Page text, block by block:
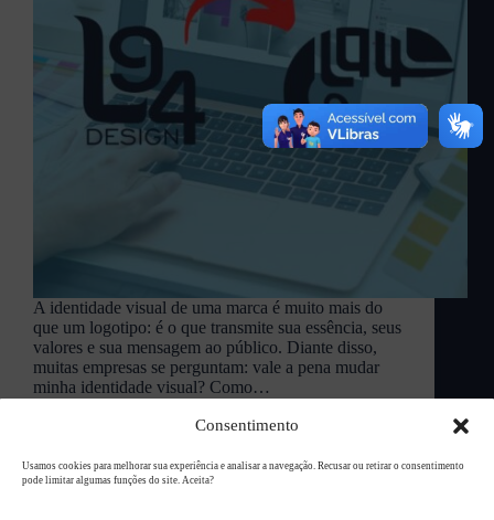
Consentimento
Usamos cookies para melhorar sua experiência e analisar a navegação. Recusar ou retirar o consentimento
pode limitar algumas funções do site. Aceita?
A identidade visual de uma marca é muito mais do
que um logotipo: é o que transmite sua essência, seus
valores e sua mensagem ao público. Diante disso,
muitas empresas se perguntam: vale a pena mudar
minha identidade visual? Como…